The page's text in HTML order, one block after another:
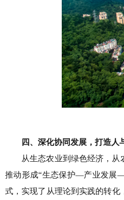
四、 深化协同发展 ，打造人
从生态农业到绿色经济，从
推动形成“生态保护—产业发展
式， 实现了 从理论到实践的转化